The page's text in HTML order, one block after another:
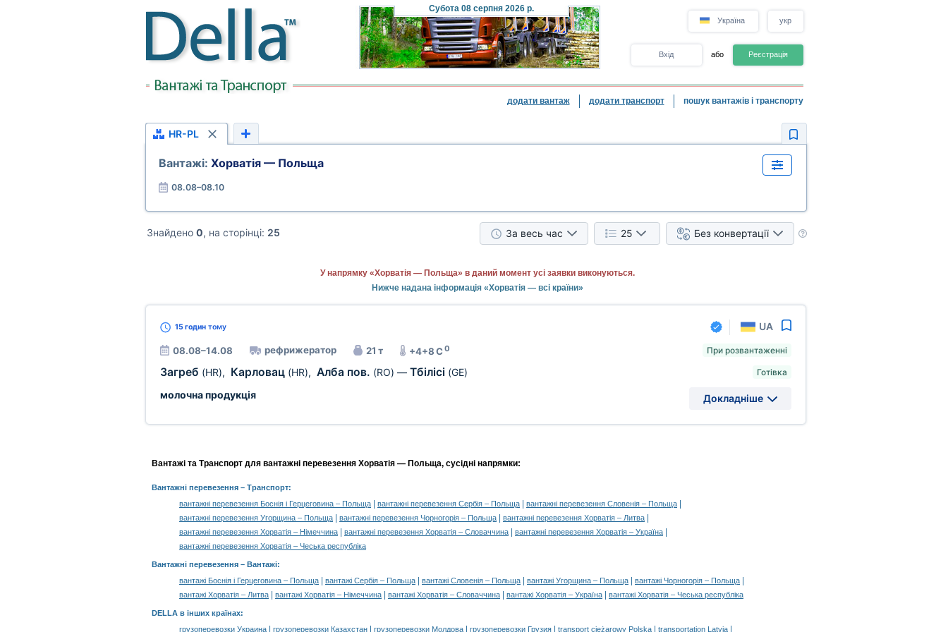
Субота08 серпня 2026 р.
Україна укр
Вхід або Реєстрація
додати вантаж додати транспорт пошук вантажів і транспорту
HR-PL
Вантажі: Хорватія — Польща
08.08–08.10
Знайдено 0, на сторінці: 25 За весь час 25 Без конвертації
У напрямку «Хорватія — Польща» в даний момент усі заявки виконуються.
Нижче надана інформація «Хорватія — всі країни»
15 годинтому UA
08.08–14.08 рефрижератор 21 т +4+8 C0
Загреб (HR), Карловац (HR), Алба пов. (RO) — Тбілісі (GE)
молочна продукція
При розвантаженні
Готівка
Докладніше
Вантажі та Транспорт для вантажні перевезення Хорватія — Польща, сусідні напрямки:
Вантажні перевезення – Транспорт:
вантажні перевезення Боснія і Герцеговина – Польща
вантажні перевезення Сербія – Польща вантажні перевезення Словенія – Польща
вантажні перевезення Угорщина – Польща вантажні перевезення Чорногорія – Польща вантажні перевезення Хорватія – Литва
вантажні перевезення Хорватія – Німеччина вантажні перевезення Хорватія – Словаччина вантажні перевезення Хорватія – Україна
вантажні перевезення Хорватія – Чеська республіка
Вантажні перевезення – Вантажі:
вантажі Боснія і Герцеговина – Польща
вантажі Сербія – Польща вантажі Словенія – Польща вантажі Угорщина – Польща вантажі Чорногорія – Польща
вантажі Хорватія – Литва вантажі Хорватія – Німеччина вантажі Хорватія – Словаччина вантажі Хорватія – Україна вантажі Хорватія – Чеська республіка
DELLA в інших країнах:
грузоперевозки Украина
грузоперевозки Казахстан грузоперевозки Молдова грузоперевозки Грузия transport ciężarowy Polska transportation Latvia